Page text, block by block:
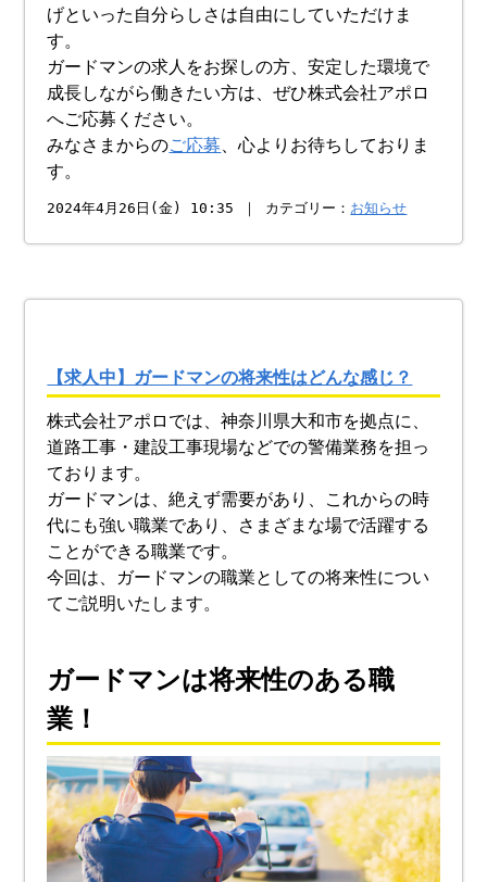
げといった自分らしさは自由にしていただけま
す。
ガードマンの求人をお探しの方、安定した環境で
成長しながら働きたい方は、ぜひ株式会社アポロ
へご応募ください。
みなさまからのご応募 、心よりお待ちしておりま
す。
2024年4月26日(金) 10:35 ｜ カテゴリー： お知らせ
【求人中】ガードマンの将来性はどんな感じ？
株式会社アポロでは、神奈川県大和市を拠点に、
道路工事・建設工事現場などでの警備業務を担っ
ております。
ガードマンは、絶えず需要があり、これからの時
代にも強い職業であり、さまざまな場で活躍する
ことができる職業です。
今回は、ガードマンの職業としての将来性につい
てご説明いたします。
ガードマンは将来性のある職
業！